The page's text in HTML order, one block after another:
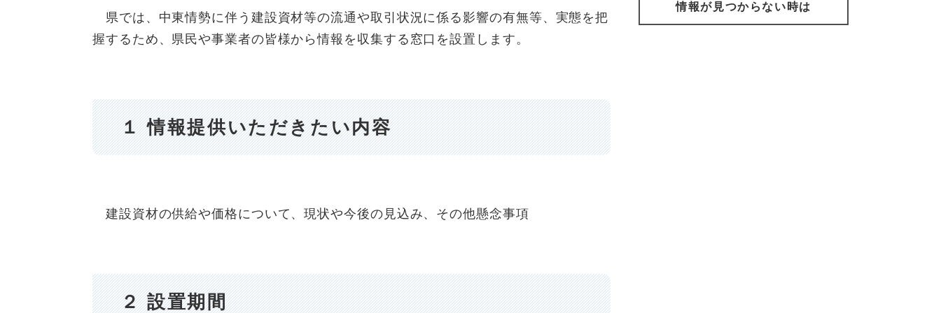
県では、中東情勢に伴う建設資材等の流通や取引状況に係る影響の有無等、実態を把
握するため、県民や事業者の皆様から情報を収集する窓口を設置します。
１ 情報提供いただきたい内容
建設資材の供給や価格について、現状や今後の見込み、その他懸念事項
２ 設置期間
情報が見つからない時は